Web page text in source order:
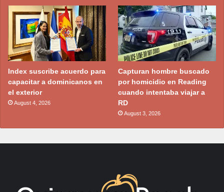
Index suscribe acuerdo para
capacitar a dominicanos en
el exterior
August 4, 2026
Capturan hombre buscado
por homicidio en Reading
cuando intentaba viajar a
RD
August 3, 2026